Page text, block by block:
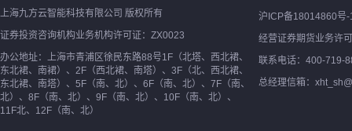
上海九方云智能科技有限公司 版权所有
证券投资咨询机构业务机构许可证：ZX0023
办公地址：上海市青浦区徐民东路88号1F（北塔、西北裙、
东北裙、南裙）、2F（西北裙、南塔）、3F（北、西北裙、
东北裙、南塔）、5F（南、北）、6F（南、北）、7F（南、
北）、8F（南、北）、9F（南、北）、10F（南、北）、
11F北、12F（南、北）
沪ICP备18014860号-
经营证券期货业务许
联系电话：400-719-
总经理信箱：